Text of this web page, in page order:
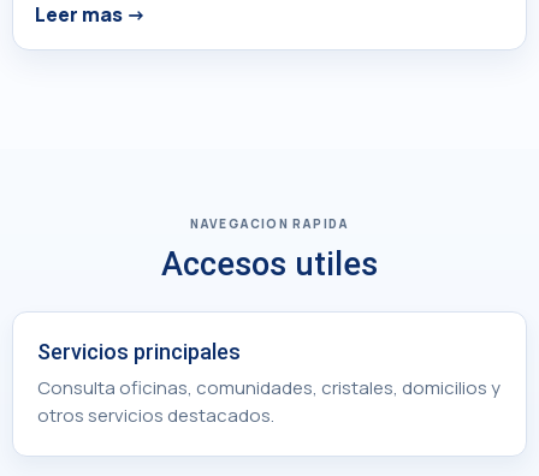
Leer mas
NAVEGACION RAPIDA
Accesos utiles
Servicios principales
Consulta oficinas, comunidades, cristales, domicilios y
otros servicios destacados.